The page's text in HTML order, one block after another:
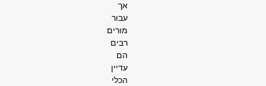
אך
עבור
מורים
רבים
הם
עדיין
הכלי